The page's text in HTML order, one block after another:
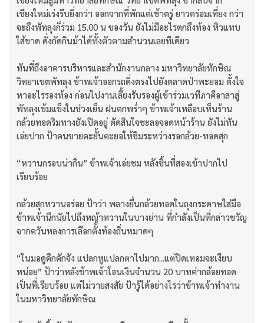
เชียงใหม่เร่งรีบยิ่งกว่า ออกจากที่พักแต่เช้าตรู่ ยาวคร่อมเที่ยง กว่า
จะถึงพัทลุงก็ร่วม 15.00 น ของวัน ยังไม่มีอะไรตกถึงท้อง หิวแทบ
ใส้ขาด ดั่งกัดกินม้าได้ทั้งตัวตามสำนวนเลยทีเดียว
ทันที่ถึงอาคารบริหารและสำนักงานกลาง มหาวิทยาลัยทักษิณ
วิทยาเขตพัทลุง ข้าพเจ้าออกรถดิ่งตรงไปยังตลาดป่าพะยอม ตั้งใจ
หาอะไรรองท้อง ก่อนไปงานเลี้ยงรับรองผู้เข้าร่วมเวทีภาคีอาสาสู่
พัทลุงเข้มแข็งในช่วงเย็น ฝนตกพร่ำๆ ข้าพเจ้าเหลือบเห็นร้าน
กล้วยทอดริมทางยังเปิดอยู่ ตัดสินใจชะลอจอดหน้าร้าน ยังไม่ทัน
เอ่ยปาก ป้าคนขายคะยั้นคะยอให้ชิมระหว่างรอกล้วย-ทอดสุก
“หวานกรอบน่ากิน” ข้าพเจ้าเอ่ยชม หลังชิ้นที่สองเข้าปากไป
เรียบร้อย
กล้วยสุกหวานอร่อย ป้าว่า พลางยื่นกล้วยทอดในถุงกระดาษใส่มือ
ข้าพเจ้านึกนัยไปถึงหญ้าหวานในบางย่าน ที่กำลังเป็นที่กล่าวขวัญ
จากควันหลงการเลือกตั้งท้องถิ่นหมาดๆ
“ในมอดูคึกคักจัง แปลกหูแปลกตาไปมาก...แต่ปิดเทอมจะเงียบ
หน่อย” ป้าว่าหลังข้าพเจ้าโอนเงินจำนวน 20 บาทค่ากล้อยทอด
เป็นที่เรียบร้อย แต่ไม่วายสงสัย ป้ารู้ได้อย่างไรว่าข้าพเจ้าทำงาน
ในมหาวิทยาลัยทักษิณ